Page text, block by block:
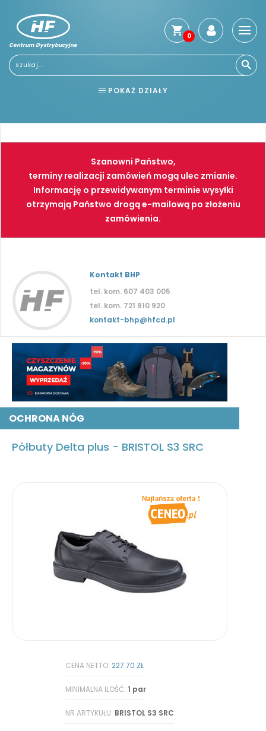
Centrum Dystrybucyjne
0
POKAŻ DZIAŁY
NARZĘDZIA SPAWALNICTWO
FARBY PNEUMATYKA
Szanowni Państwo,
terminy realizacji zamówień mogą ulec zmianie.
Informację o przewidywanym terminie wysyłki
otrzymają Państwo drogą e-mailową po złożeniu
zamówienia.
Kontakt BHP
tel. kom. 607 403 005
tel. kom. 721 910 920
kontakt-bhp@hfcd.pl
OCHRONA NÓG
Półbuty Delta plus - BRISTOL S3 SRC
CENA NETTO:227.70 ZŁ
MINIMALNA ILOŚĆ:1 par
NR ARTYKUŁU: BRISTOL S3 SRC